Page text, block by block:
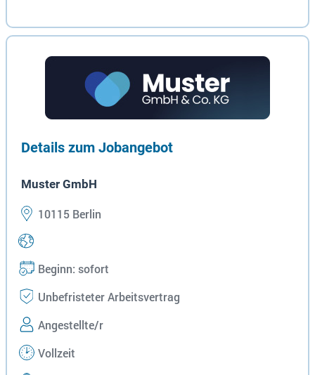
Details zum Jobangebot
Muster GmbH
10115 Berlin
Beginn: sofort
Unbefristeter Arbeitsvertrag
Angestellte/r
Vollzeit